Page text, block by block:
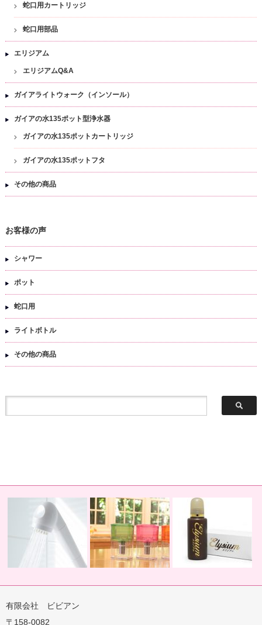
蛇口用カートリッジ
蛇口用部品
エリジアム
エリジアムQ&A
ガイアライトウォーク（インソール）
ガイアの水135ポット型浄水器
ガイアの水135ポットカートリッジ
ガイアの水135ポットフタ
その他の商品
お客様の声
シャワー
ポット
蛇口用
ライトボトル
その他の商品
用地球の恵みを シャワー
有限会社 ビビアン
〒158-0082